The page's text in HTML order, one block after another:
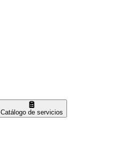
Catálogo de servicios